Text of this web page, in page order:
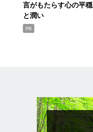
言がもたらす心の平穏
と潤い
PR